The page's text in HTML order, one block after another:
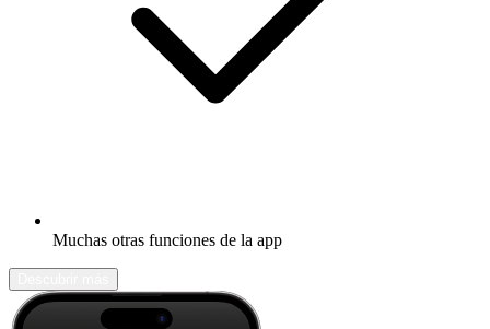
Muchas otras funciones de la app